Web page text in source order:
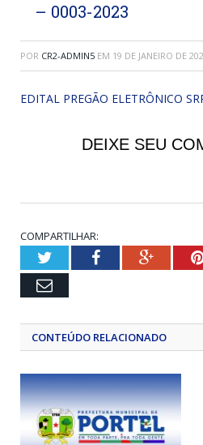
– 0003-2023
POR CR2-ADMIN5 EM 19 DE JANEIRO DE
EDITAL PREGÃO ELETRÔNICO
DEIXE SEU
COMPARTILHAR:
TwitterFacebook
Email
CONTEÚDO RELACIONADO